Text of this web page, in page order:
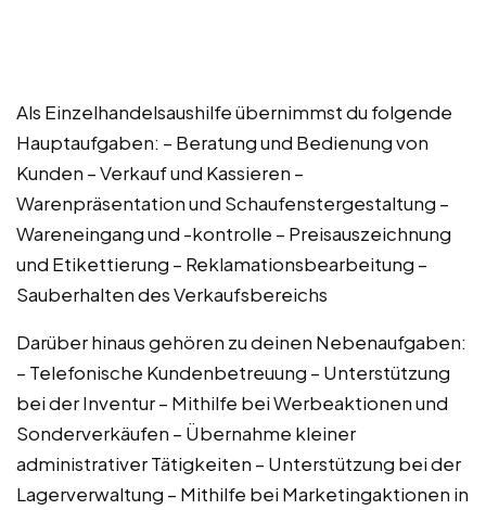
Als Einzelhandelsaushilfe übernimmst du folgende
Hauptaufgaben: – Beratung und Bedienung von
Kunden – Verkauf und Kassieren –
Warenpräsentation und Schaufenstergestaltung –
Wareneingang und -kontrolle – Preisauszeichnung
und Etikettierung – Reklamationsbearbeitung –
Sauberhalten des Verkaufsbereichs
Darüber hinaus gehören zu deinen Nebenaufgaben:
– Telefonische Kundenbetreuung – Unterstützung
bei der Inventur – Mithilfe bei Werbeaktionen und
Sonderverkäufen – Übernahme kleiner
administrativer Tätigkeiten – Unterstützung bei der
Lagerverwaltung – Mithilfe bei Marketingaktionen in